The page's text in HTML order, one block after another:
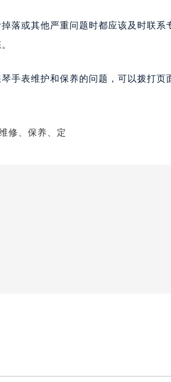
落或其他严重问题时都应该及时联系
手表维护和保养的问题，可以拨打页